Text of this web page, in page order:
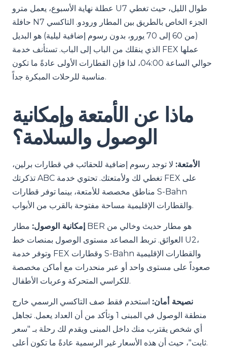
عطلة نهاية الأسبوع، يعمل مترو U7 طوال الليل، حيث تغطي
حافلة N7 الجزء الخاص بالطريق بين المطار ورودو. التاكسي
(من 60 إلى 70 يورو، بدون رسوم إضافية ليلية) هو البديل
الذي ينقلك من الباب إلى الباب. تستأنف خدمة FEX عملها
حوالي الساعة 04:00، لذا فإن القطارات الأولى عادةً ما تكون
مناسبة للرحلات المبكرة جداً.
ماذا عن الأمتعة وإمكانية
الوصول والسلامة؟
الأمتعة: لا توجد رسوم إضافية للحقائب في قطارات برلين،
تذكرتك ABC تغطي لك ولأمتعتك. تحتوي خدمة FEX على
مناطق مخصصة للأمتعة، بينما توفر قطارات S-Bahn
والقطارات الإقليمية مساحة مفتوحة بالقرب من الأبواب.
إمكانية الوصول: مطار BER هو مطار حديث وخالي من
العوائق. تربط المصاعد مستوى الوصول بمنصات خط U2،
وتوفر خدمة FEX وقطارات S-Bahn والقطارات الإقليمية
صعوداً على مستوى واحد أو عبر منحدرات مع أماكن مخصصة
للكراسي المتحركة وعربات الأطفال.
نصيحة أمان: استخدم فقط صف التاكسي الرسمي خارج
منطقة الوصول في المبنى 1 وتأكد من أن العداد يعمل. تجاهل
أي شخص يقترب منك داخل المبنى ويقدم لك رحلة بـ "سعر
ثابت"، حيث أن هذه الأسعار غير الرسمية عادةً ما تكون أعلى.